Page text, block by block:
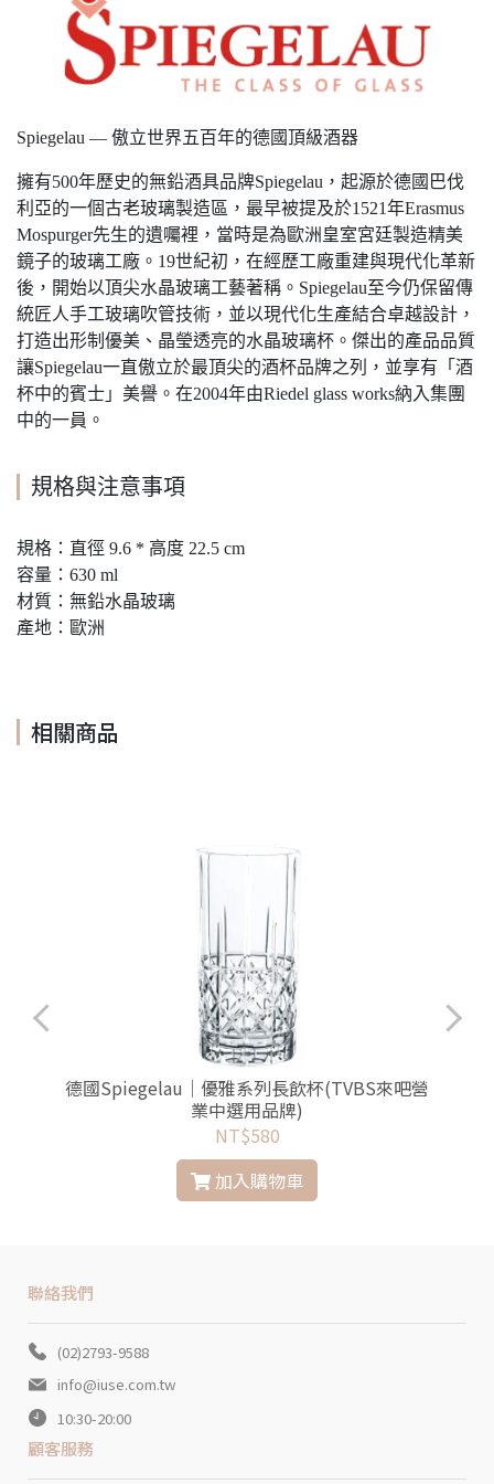
Spiegelau — 傲立世界五百年的德國頂級酒器
擁有500年歷史的無鉛酒具品牌Spiegelau，起源於德國巴伐
利亞的一個古老玻璃製造區，最早被提及於1521年Erasmus
Mospurger先生的遺囑裡，當時是為歐洲皇室宮廷製造精美
鏡子的玻璃工廠。19世紀初，在經歷工廠重建與現代化革新
後，開始以頂尖水晶玻璃工藝著稱。Spiegelau至今仍保留傳
統匠人手工玻璃吹管技術，並以現代化生產結合卓越設計，
打造出形制優美、晶瑩透亮的水晶玻璃杯。傑出的產品品質
讓Spiegelau一直傲立於最頂尖的酒杯品牌之列，並享有「酒
杯中的賓士」美譽。在2004年由Riedel glass works納入集團
中的一員。
規格與注意事項
規格：直徑 9.6 * 高度 22.5 cm
容量：630 ml
材質：無鉛水晶玻璃
產地：歐洲
相關商品
德國Spiegelau｜優雅系列長飲杯(TVBS來吧營
業中選用品牌)
NT$580
加入購物車
聯絡我們
(02)2793-9588
info@iuse.com.tw
10:30-20:00
顧客服務